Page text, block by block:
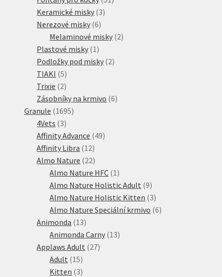
Keramické misky 33
Nerezové misky 66
produktů
Melaminové misky 22
Plastové misky 1 1
produkt
Podložky pod misky 22
TIAKI 55
produktů
Trixie 22
produkty
Zásobníky na krmivo 66
Granule 16951695
4Vets 33
produkty
Affinity Advance 4949
Affinity Libra 1212
produktů
Almo Nature 2222
produktů
Almo Nature HFC 1 1
produkt
Almo Nature Holistic Adult 99
produktů
Almo Nature Holistic Kitten 33
produkty
Almo Nature Speciální krmivo 66
Animonda 1313
produktů
Animonda Carny 1313
Applaws Adult 2727
Adult 1515
produktů
Kitten 33